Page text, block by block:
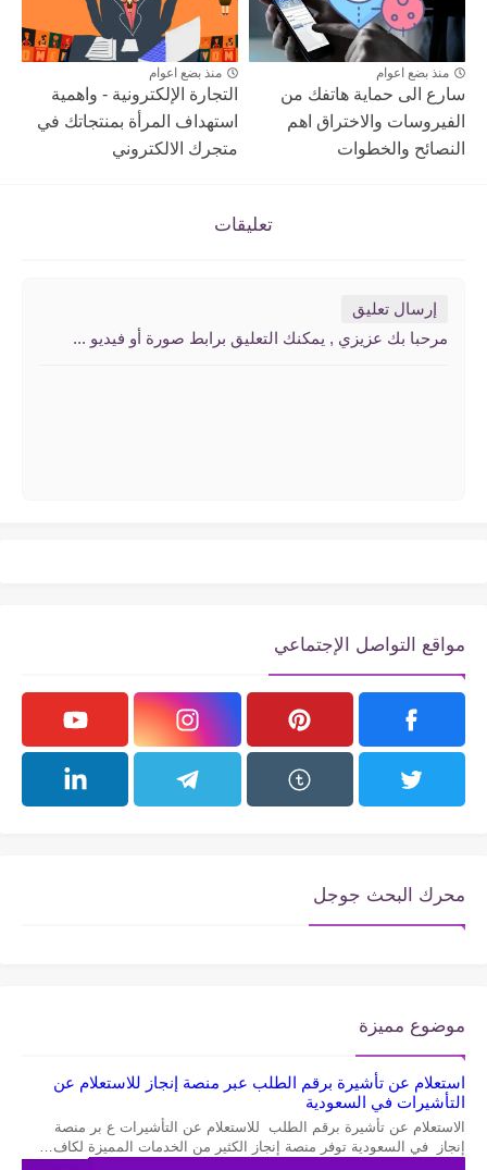
منذ بضع اعوام
سارع الى حماية هاتفك من
الفيروسات والاختراق اهم
النصائح والخطوات
منذ بضع اعوام
التجارة الإلكترونية - واهمية
استهداف المرأة بمنتجاتك في
متجرك الالكتروني
تعليقات
إرسال تعليق
مرحبا بك عزيزي , يمكنك التعليق برابط صورة أو فيديو ...
مواقع التواصل الإجتماعي
محرك البحث جوجل
موضوع مميزة
استعلام عن تأشيرة برقم الطلب عبر منصة إنجاز للاستعلام عن
التأشيرات في السعودية
الاستعلام عن تأشيرة برقم الطلب للاستعلام عن التأشيرات ع بر منصة
إنجاز في السعودية توفر منصة إنجاز الكثير من الخدمات المميزة لكاف…